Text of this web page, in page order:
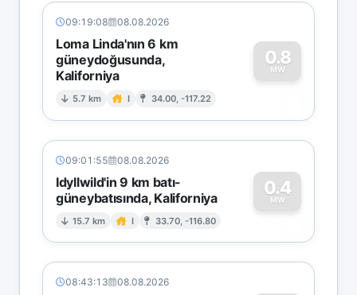
09:19:08 08.08.2026
Loma Linda'nın 6 km
güneydoğusunda,
Kaliforniya
5.7 km I 34.00, -117.22
0.8
MW
0
09:01:55 08.08.2026
Idyllwild'in 9 km batı-
güneybatısında, Kaliforniya
15.7 km I 33.70, -116.80
0.4
MW
0
08:43:13 08.08.2026